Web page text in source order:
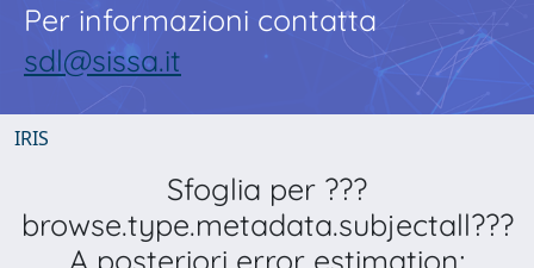
Per informazioni contatta
sdl@sissa.it
IRIS
Sfoglia per ???
browse.type.metadata.subjectall???
A posteriori error estimation;